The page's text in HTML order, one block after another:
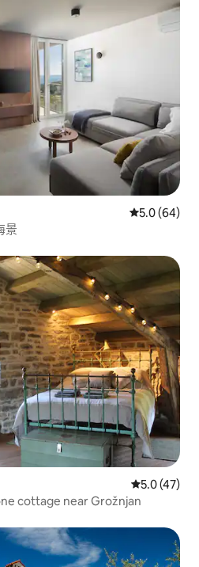
從 64 則評
5.0 (64)
景
從 47 則評
5.0 (47)
cottage near Grožnjan